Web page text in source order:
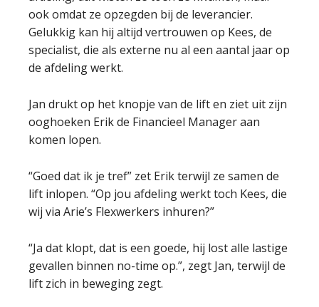
ook omdat ze opzegden bij de leverancier.
Gelukkig kan hij altijd vertrouwen op Kees, de
specialist, die als externe nu al een aantal jaar op
de afdeling werkt.
Jan drukt op het knopje van de lift en ziet uit zijn
ooghoeken Erik de Financieel Manager aan
komen lopen.
“Goed dat ik je tref” zet Erik terwijl ze samen de
lift inlopen. “Op jou afdeling werkt toch Kees, die
wij via Arie’s Flexwerkers inhuren?”
“Ja dat klopt, dat is een goede, hij lost alle lastige
gevallen binnen no-time op.”, zegt Jan, terwijl de
lift zich in beweging zegt.